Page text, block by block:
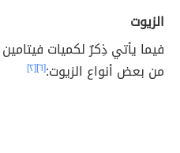
الزيوت
من بعض أنواع الزيوت:[٦] [٢]